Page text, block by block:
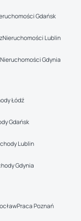
Gdańsk
Nieruchomości Lublin
Nieruchomości Gdynia
Łódź
Gdańsk
Lublin
Gdynia
Praca Poznań